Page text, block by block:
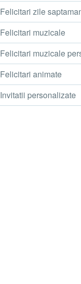
Felicitari zile
Felicitari muzicale
Felicitari muzicale
Felicitari animate
Invitatii personalizate